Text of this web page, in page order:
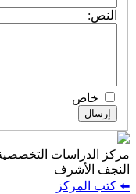
النص:
خاص
إرسال
مركز الدراسات
النجف الأشرف
⬅️ كتب المركز